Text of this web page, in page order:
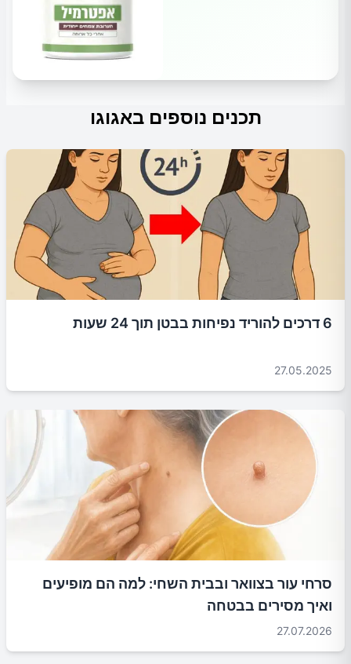
תכנים נוספים באגוגו
6 דרכים להוריד נפיחות בבטן תוך 24 שעות
27.05.2025
סרחי עור בצוואר ובבית השחי: למה הם מופיעים
ואיך מסירים בבטחה
27.07.2026